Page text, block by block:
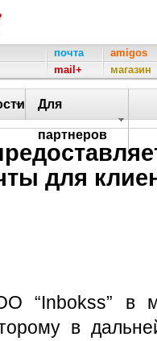
почта
mail+
amigos
магазин
Для
партнеров
для
“Inbokss” в
в